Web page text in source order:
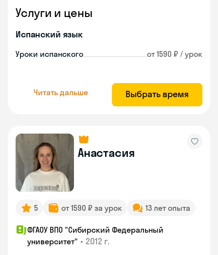
Услуги и цены
Испанский язык
Уроки испанского от 1590 ₽ / урок
Читать дальше Выбрать время
Анастасия
5 от 1590 ₽ за урок 13 лет опыта
ФГАОУ ВПО "Сибирский Федеральный
университет" • 2012 г.